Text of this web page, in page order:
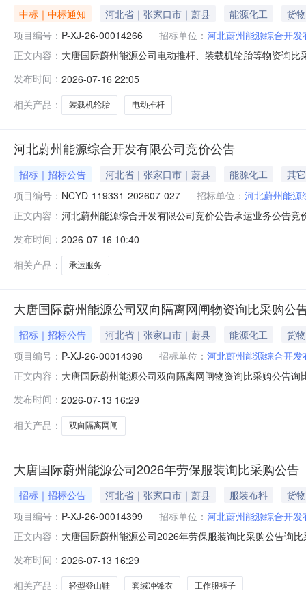
中标｜中标通知 河北省｜张家口市｜蔚县 能源化工
货物
项目编号： P-XJ-26-00014266 招标单位： 河北蔚州能源综合开发
正文内容： 大唐国际蔚州能源公司电动推杆、装载机轮胎等物资询
2026-07-16八、采购人及联系方式：河北蔚州能源综合
区青
发布时间： 2026-07-16 22:05
相关产品：
装载机轮胎 电动推杆
河北蔚州能源综合开发有限公司竞价公告
招标｜招标公告 河北省｜张家口市｜蔚县 能源化工
其它
项目编号： NCYD-119331-202607-027 招标单位： 河北蔚州能源
正文内容： 河北蔚州能源综合开发有限公司竞价公告承运业务公告
种：人民币4.承/倒运数量：5,0005.发货地：河北省,张
发布时间： 2026-07-16 10:40
相关产品：
承运服务
大唐国际蔚州能源公司双向隔离网闸物资询比采购公
招标｜招标公告 河北省｜张家口市｜蔚县 能源化工
货物
项目编号： P-XJ-26-00014398 招标单位： 河北蔚州能源综合开发
正文内容： 大唐国际蔚州能源公司双向隔离网闸物资询比采购公告
代理机构：中国大唐集团有限公司物资分公司九、采购
发布时间： 2026-07-13 16:29
相关产品：
双向隔离网闸
大唐国际蔚州能源公司2026年劳保服装询比采购公告
招标｜招标公告 河北省｜张家口市｜蔚县 服装布料
货物
项目编号： P-XJ-26-00014399 招标单位： 河北蔚州能源综合开发
正文内容： 大唐国际蔚州能源公司2026年劳保服装询比采购公告询
机构：中国大唐集团有限公司物资分公司九、采购执行
发布时间： 2026-07-13 16:29
相关产品：
轻型登山鞋 套绒冲锋衣 工作服裤子